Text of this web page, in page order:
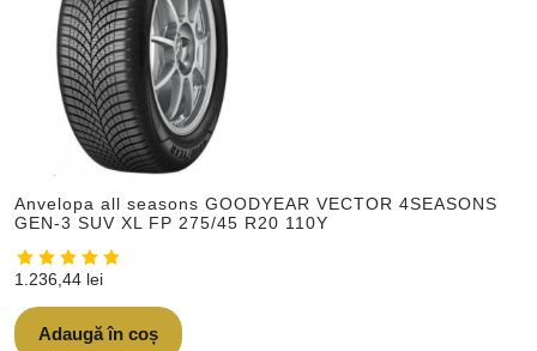
Anvelopa all seasons GOODYEAR VECTOR 4SEASONS
GEN-3 SUV XL FP 275/45 R20 110Y
1.236,44 lei
Adaugă în coș